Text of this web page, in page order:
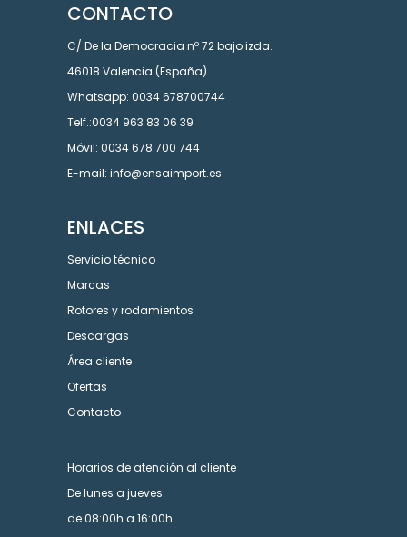
CONTACTO
C/ De la Democracia nº 72 bajo izda.
46018 Valencia (España)
Whatsapp: 0034 678700744
Telf.:0034 963 83 06 39
Móvil: 0034 678 700 744
E-mail: info@ensaimport.es
ENLACES
Servicio técnico
Marcas
Rotores y rodamientos
Descargas
Área cliente
Ofertas
Contacto
Horarios de atención al cliente
De lunes a jueves:
de 08:00h a 16:00h